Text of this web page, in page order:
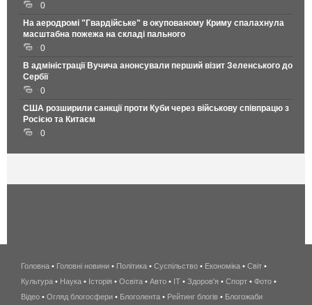
0
На аеродромі "Гвардійське" в окупованому Криму спалахнула
масштабна пожежа на складі пального
0
В адміністрації Вучича анонсували перший візит Зеленського до
Сербії
0
США розширили санкції проти Куби через військову співпрацю з
Росією та Китаєм
0
беспроводной
интернет
киев
Головна • Головні новини • Політика • Суспільство • Економіка • Світ •
Культура • Наука • Історія • Освіта • Авто • IT • Здоров'я • Спорт • Фото •
Відео • Огляд блогосфери • Блоголента • Рейтинг блогів • Блогожаби